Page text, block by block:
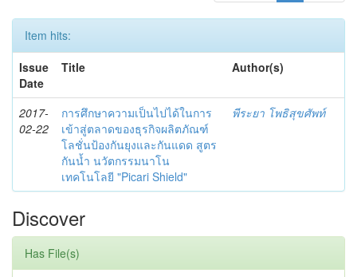
Item hits:
Issue
Date
Title Author(s)
2017-
02-22
การศึกษาความเป็นไปได้ในการ
เข้าสู่ตลาดของธุรกิจผลิตภัณฑ์
โลชั่นป้องกันยุงและกันแดด สูตร
กันน้ำ นวัตกรรมนาโน
เทคโนโลยี "Picari Shield"
พีระยา โพธิสุขศัพท์
Discover
Has File(s)